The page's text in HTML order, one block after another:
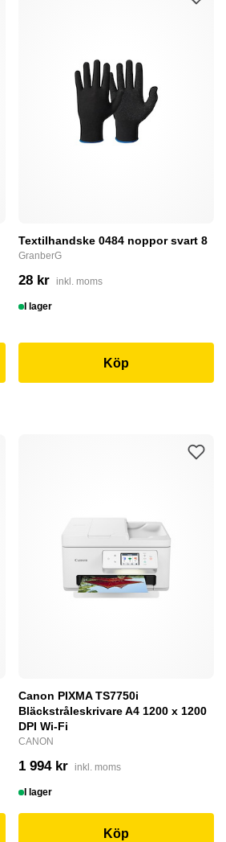
Textilhandske 0484 noppor svart 8
GranberG
28 kr inkl. moms
I lager
Köp
Canon PIXMA TS7750i
Bläckstråleskrivare A4 1200 x 1200
DPI Wi-Fi
CANON
1 994 kr inkl. moms
I lager
Köp